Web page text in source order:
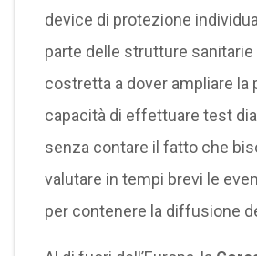
device di protezione
parte delle strutture sanitarie
costretta a dover ampliare la
capacità di effettuare test
senza contare il fatto che
valutare in tempi brevi le
per contenere la diffusione